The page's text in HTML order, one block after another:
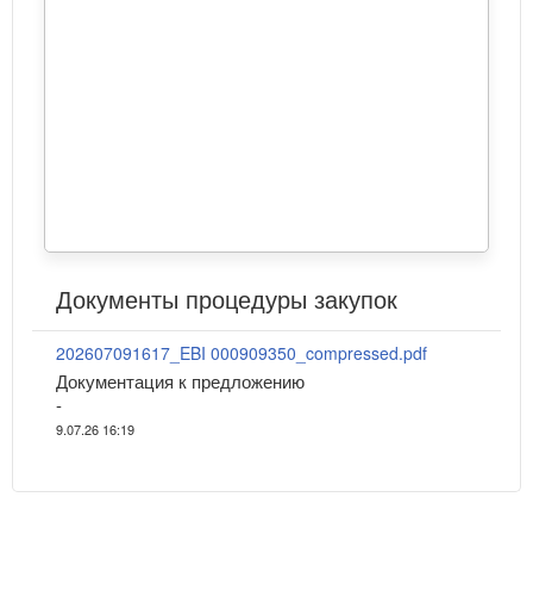
Документы процедуры закупок
202607091617_EBI 000909350_compressed.pdf
Документация к предложению
-
9.07.26 16:19